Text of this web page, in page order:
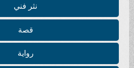
نثر فني
قصة
رواية